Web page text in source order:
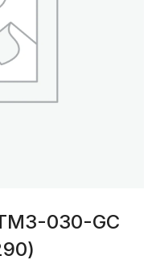
030-GС